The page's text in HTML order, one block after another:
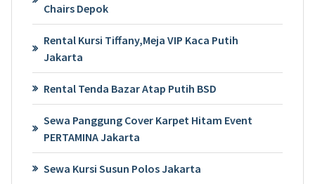
Chairs Depok
Rental Kursi Tiffany,Meja VIP Kaca Putih
Jakarta
Rental Tenda Bazar Atap Putih BSD
Sewa Panggung Cover Karpet Hitam Event
PERTAMINA Jakarta
Sewa Kursi Susun Polos Jakarta